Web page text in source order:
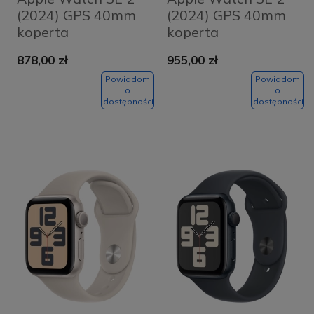
(2024) GPS 40mm
koperta
pasek Denim Sport
878,00 zł
Powiadom
o
dostępności
(2024) GPS 40mm
koperta
pasek Denim Sport
955,00 zł
Powiadom
o
dostępności